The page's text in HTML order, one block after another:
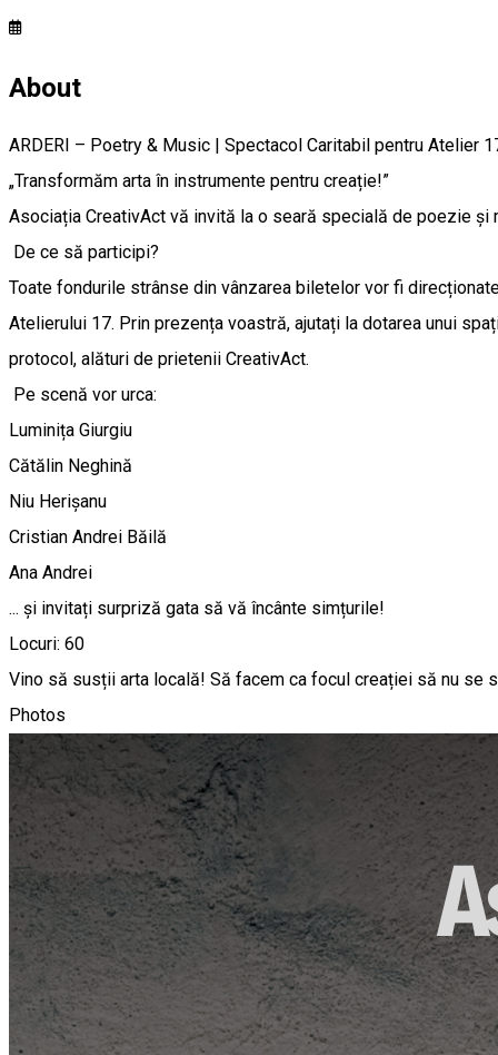
About
ARDERI – Poetry & Music | Spectacol Caritabil pentru Atelier
„Transformăm arta în instrumente pentru creație!”
Asociația CreativAct vă invită la o seară specială de poezie și
De ce să participi?
Toate fondurile strânse din vânzarea biletelor vor fi
Atelierului 17. Prin prezența voastră, ajutați la dotarea unui
protocol, alături de prietenii CreativAct.
Pe scenă vor urca:
Luminița Giurgiu
Cătălin Neghină
Niu Herișanu
Cristian Andrei Băilă
Ana Andrei
... și invitați surpriză gata să vă încânte simțurile!
Locuri: 60
Vino să susții arta locală! Să facem ca focul creației să nu se
Photos